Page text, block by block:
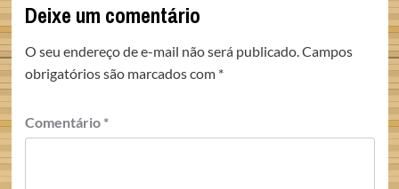
Deixe um comentário
O seu endereço de e-mail não será publicado.Campos
obrigatórios são marcados com *
Comentário *